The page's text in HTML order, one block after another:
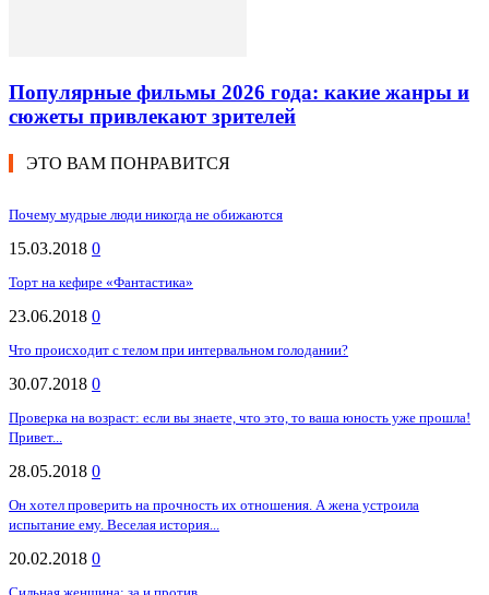
Популярные фильмы 2026 года: какие жанры и
сюжеты привлекают зрителей
ЭТО ВАМ ПОНРАВИТСЯ
Почему мудрые люди никогда не обижаются
15.03.2018 0
Торт на кефире «Фантастика»
23.06.2018 0
Что происходит с телом при интервальном голодании?
30.07.2018 0
Проверка на возраст: если вы знаете, что это, то ваша юность уже прошла!
Привет...
28.05.2018 0
Он хотел проверить на прочность их отношения. А жена устроила
испытание ему. Веселая история...
20.02.2018 0